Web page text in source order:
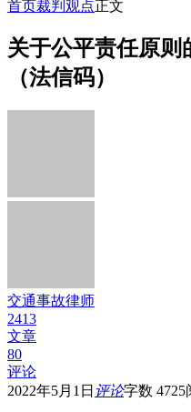
首页裁判观点正文
关于公平责任原则
（法信码）
交通事故律师
2413
文章
80
评论
2022年5月1日 评论字数 4725